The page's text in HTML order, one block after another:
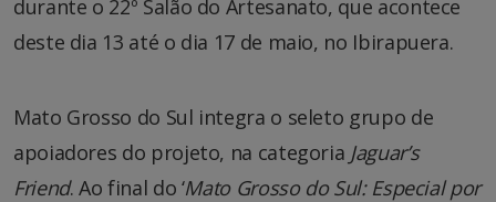
durante o 22º Salão do Artesanato, que acontece
deste dia 13 até o dia 17 de maio, no Ibirapuera.
Mato Grosso do Sul integra o seleto grupo de
apoiadores do projeto, na categoria Jaguar’s
Friend. Ao final do ‘Mato Grosso do Sul: Especial por